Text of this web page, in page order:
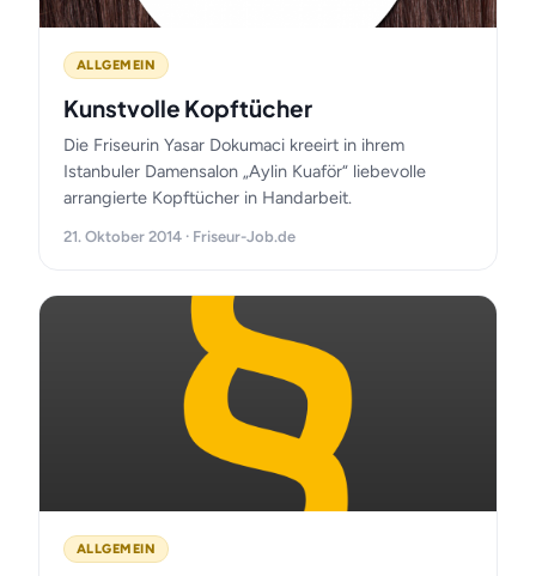
ALLGEMEIN
Kunstvolle Kopftücher
Die Friseurin Yasar Dokumaci kreeirt in ihrem
Istanbuler Damensalon „Aylin Kuaför“ liebevolle
arrangierte Kopftücher in Handarbeit.
21. Oktober 2014 · Friseur-Job.de
ALLGEMEIN